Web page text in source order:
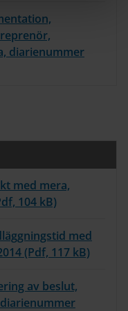
diarienummer
med mera,
104 kB)
med
(Pdf, 117 kB)
av beslut,